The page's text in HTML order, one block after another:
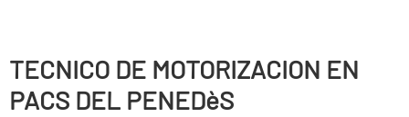
TECNICO DE MOTORIZACION EN
PACS DEL PENEDèS